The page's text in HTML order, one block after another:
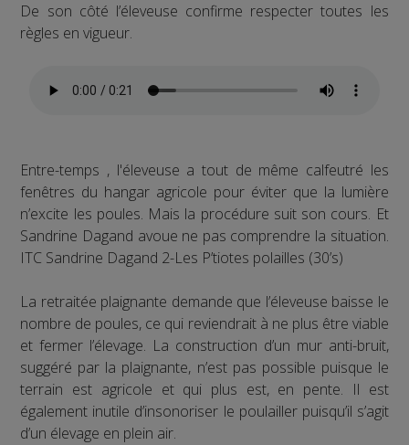
De son côté l’éleveuse confirme respecter toutes les
règles en vigueur.
Entre-temps , l'éleveuse a tout de même calfeutré les
fenêtres du hangar agricole pour éviter que la lumière
n’excite les poules. Mais la procédure suit son cours. Et
Sandrine Dagand avoue ne pas comprendre la situation.
ITC Sandrine Dagand 2-Les P’tiotes polailles (30’s)
La retraitée plaignante demande que l’éleveuse baisse le
nombre de poules, ce qui reviendrait à ne plus être viable
et fermer l’élevage. La construction d’un mur anti-bruit,
suggéré par la plaignante, n’est pas possible puisque le
terrain est agricole et qui plus est, en pente. Il est
également inutile d’insonoriser le poulailler puisqu’il s’agit
d’un élevage en plein air.